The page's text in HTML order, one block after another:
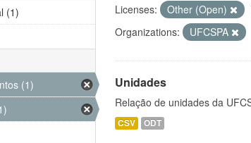
Licenses: Other (Open)
Organizations:
UFCSPA
Unidades
Relação de unidades da
CSV ODT
(1)
(1)